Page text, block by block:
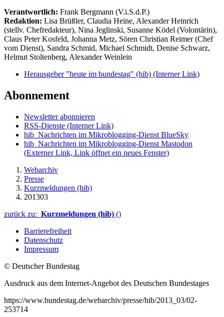
Verantwortlich: Frank Bergmann (V.i.S.d.P.)
Redaktion: Lisa Brüßler, Claudia Heine, Alexander Heinrich
(stellv. Chefredakteur), Nina Jeglinski, Susanne Ködel (Volontärin),
Claus Peter Kosfeld, Johanna Metz, Sören Christian Reimer (Chef
vom Dienst), Sandra Schmid, Michael Schmidt, Denise Schwarz,
Helmut Stoltenberg, Alexander Weinlein
Herausgeber "heute im bundestag" (hib) (Interner Link)
Abonnement
Newsletter abonnieren
RSS-Dienste (Interner Link)
hib_Nachrichten im Mikroblogging-Dienst BlueSky
hib_Nachrichten im Mikroblogging-Dienst Mastodon
(Externer Link, Link öffnet ein neues Fenster)
Webarchiv
Presse
Kurzmeldungen (hib)
201303
zurück zu: Kurzmeldungen (hib) ()
Barrierefreiheit
Datenschutz
Impressum
© Deutscher Bundestag
Ausdruck aus dem Internet-Angebot des Deutschen Bundestages
https://www.bundestag.de/webarchiv/presse/hib/2013_03/02-
253714